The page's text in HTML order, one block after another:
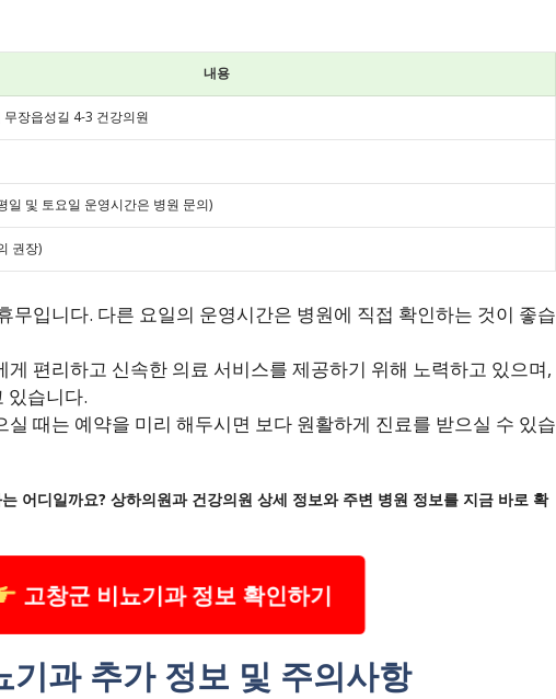
내용
장읍성길 4-3 건강의원
일 및 토요일 운영시간은 병원 문의)
권장)
무입니다. 다른 요일의 운영시간은 병원에 직접 확인하는 것이 좋습
게 편리하고 신속한 의료 서비스를 제공하기 위해 노력하고 있으며,
있습니다.
실 때는 예약을 미리 해두시면 보다 원활하게 진료를 받으실 수 있습
어디일까요? 상하의원과 건강의원 상세 정보와 주변 병원 정보를 지금 바로 확
고창군 비뇨기과 정보 확인하기
기과 추가 정보 및 주의사항